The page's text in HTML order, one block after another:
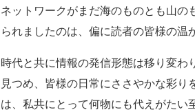
ネットワークがまだ海のものとも山の
られましたのは、偏に読者の皆様の温
時代と共に情報の発信形態は移り変
見つめ、皆様の日常にささやかな彩
は、私共にとって何物にも代えがたい